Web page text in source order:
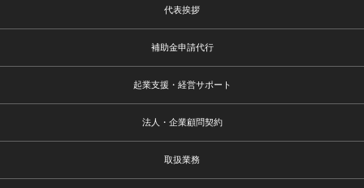
代表挨拶
補助金申請代行
起業支援・経営サポート
法人・企業顧問契約
取扱業務